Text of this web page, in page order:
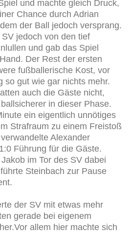
und machte gleich Druck,
Chance durch Adrian
der Ball jedoch versprang.
jedoch von den tief
und gab das Spiel
Der Rest der ersten
fußballerische Kost, vor
so gut wie gar nichts mehr.
auch die Gäste nicht,
in dieser Phase.
ein eigentlich unnötiges
Strafraum zu einem Freistoß
Alexander
Führung für die Gäste.
im Tor des SV dabei
Steinbach zur Pause
der SV mit etwas mehr
gerade bei eigenem
allem hier machte sich